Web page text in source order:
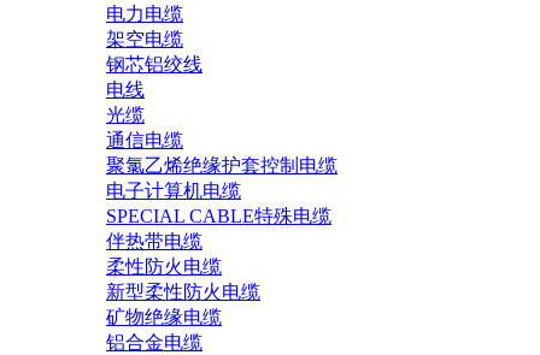
电力电缆
架空电缆
钢芯铝绞线
电线
光缆
通信电缆
聚氯乙烯绝缘护套控制电缆
电子计算机电缆
SPECIAL CABLE特殊电缆
伴热带电缆
柔性防火电缆
新型柔性防火电缆
矿物绝缘电缆
铝合金电缆